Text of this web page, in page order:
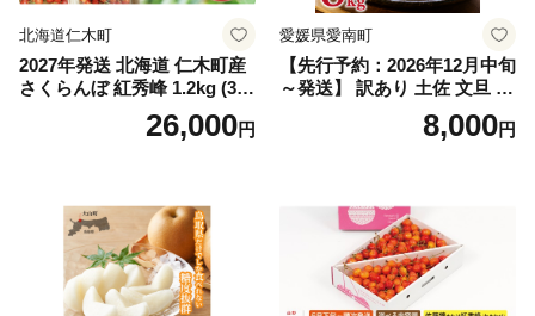
北海道仁木町
2027年発送 北海道 仁木町産
さくらんぼ 紅秀峰 1.2kg (300
g×4パック) Lサイズ以上 旬
桜桃 産地直送 サクランボ チ
26,000円
愛媛県愛南町
【先行予約：2026年12月中旬
～発送】 訳あり 土佐 文旦 8k
g (Mサイズ以上サイズミック
ス) 8000円 わけあり ぶんた
産 農家直送 期間限定 特産品
サイズミックス くらもとフ
ァーム 愛南町 愛媛県
8,000円